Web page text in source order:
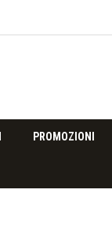
PROMOZIONI